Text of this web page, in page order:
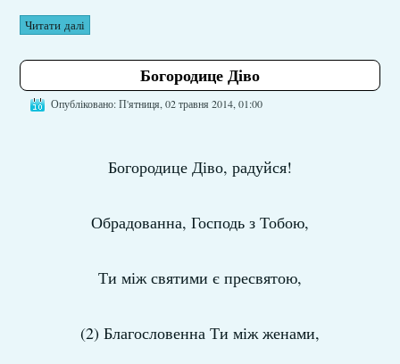
Читати далі
Богородице Діво
Опубліковано: П'ятниця, 02 травня 2014, 01:00
Богородице Діво, радуйся!
Обрадованна, Господь з Тобою,
Ти між святими є пресвятою,
(2) Благословенна Ти між женами,